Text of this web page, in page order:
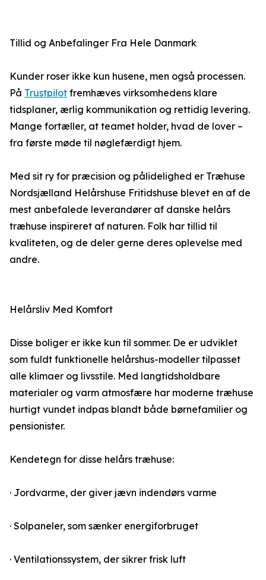
Tillid og Anbefalinger Fra Hele Danmark
Kunder roser ikke kun husene, men også processen.
På Trustpilot fremhæves virksomhedens klare
tidsplaner, ærlig kommunikation og rettidig levering.
Mange fortæller, at teamet holder, hvad de lover –
fra første møde til nøglefærdigt hjem.
Med sit ry for præcision og pålidelighed er Træhuse
Nordsjælland Helårshuse Fritidshuse blevet en af de
mest anbefalede leverandører af danske helårs
træhuse inspireret af naturen. Folk har tillid til
kvaliteten, og de deler gerne deres oplevelse med
andre.
Helårsliv Med Komfort
Disse boliger er ikke kun til sommer. De er udviklet
som fuldt funktionelle helårshus-modeller tilpasset
alle klimaer og livsstile. Med langtidsholdbare
materialer og varm atmosfære har moderne træhuse
hurtigt vundet indpas blandt både børnefamilier og
pensionister.
Kendetegn for disse helårs træhuse:
· Jordvarme, der giver jævn indendørs varme
· Solpaneler, som sænker energiforbruget
· Ventilationssystem, der sikrer frisk luft